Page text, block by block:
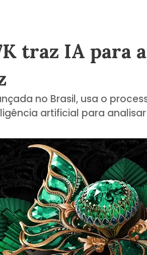
traz IA para
no Brasil, usa o
artificial para